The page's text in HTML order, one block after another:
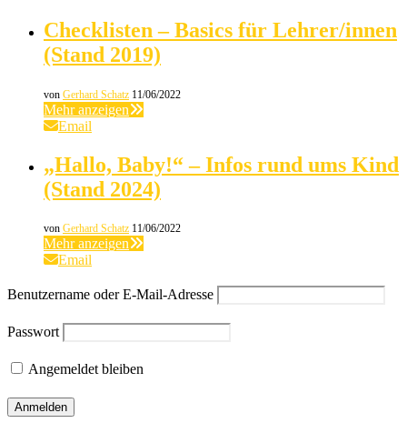
Checklisten – Basics für Lehrer/innen
(Stand 2019)
von Gerhard Schatz 11/06/2022
Mehr anzeigen
Email
„Hallo, Baby!“ – Infos rund ums Kind
(Stand 2024)
von Gerhard Schatz 11/06/2022
Mehr anzeigen
Email
Benutzername oder E-Mail-Adresse
Passwort
Angemeldet bleiben